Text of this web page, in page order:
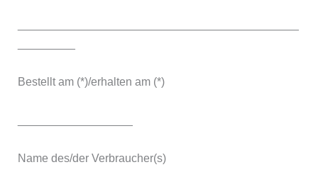
Bestellt am (*)/erhalten am (*)
Name des/der Verbraucher(s)